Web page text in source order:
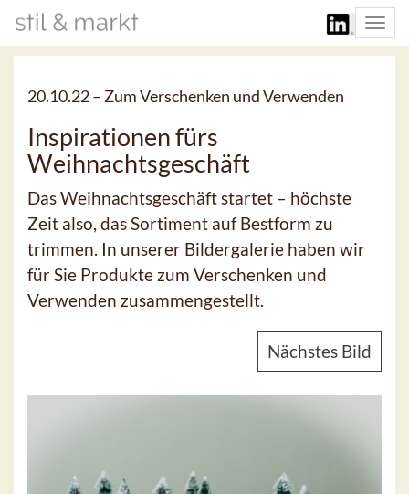
20.10.22 – Zum Verschenken und Verwenden
Inspirationen fürs
Weihnachtsgeschäft
Das Weihnachtsgeschäft startet – höchste
Zeit also, das Sortiment auf Bestform zu
trimmen. In unserer Bildergalerie haben wir
für Sie Produkte zum Verschenken und
Verwenden zusammengestellt.
Nächstes Bild